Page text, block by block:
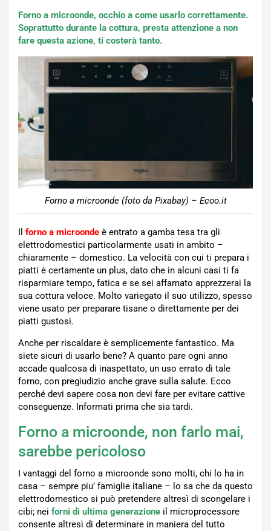
Forno a microonde, occhio a come usarlo correttamente.
Soprattutto durante la cottura, presta attenzione a non
fare questa azione, ti costerà tanto.
Forno a microonde (foto da Pixabay) – Ecoo.it
Il forno a microonde è entrato a gamba tesa tra gli
elettrodomestici particolarmente usati in ambito –
chiaramente – domestico. La velocità con cui ti prepara i
piatti è certamente un plus, dato che in alcuni casi ti fa
risparmiare tempo, fatica e se sei affamato apprezzerai la
sua cottura veloce. Molto variegato il suo utilizzo, spesso
viene usato per preparare tisane o direttamente per dei
piatti gustosi.
Anche per riscaldare è semplicemente fantastico. Ma
siete sicuri di usarlo bene? A quanto pare ogni anno
accade qualcosa di inaspettato, un uso errato di tale
forno, con pregiudizio anche grave sulla salute. Ecco
perché devi sapere cosa non devi fare per evitare cattive
conseguenze. Informati prima che sia tardi.
Forno a microonde, non farlo mai,
sarebbe pericoloso
I vantaggi del forno a microonde sono molti, chi lo ha in
casa – sempre piu’ famiglie italiane – lo sa che da questo
elettrodomestico si può pretendere altresì di scongelare i
cibi; nei forni di ultima generazione il microprocessore
consente altresì di determinare in maniera del tutto